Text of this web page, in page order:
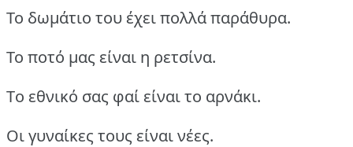
Το δωμάτιο του έχει πολλά παράθυρα.
Το ποτό μας είναι η ρετσίνα.
Tο εθνικό σας φαί είναι το αρνάκι.
Οι γυναίκες τους είναι νέες.